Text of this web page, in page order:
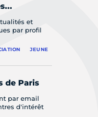
et
par profil
JEUNE
de Paris
par email
d'intérêt